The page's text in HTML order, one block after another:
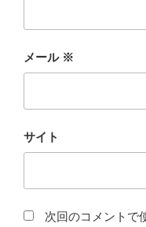
メール ※
サイト
次回のコメントで